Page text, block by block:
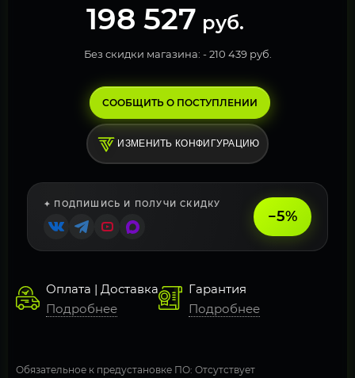
198 527 руб.
Без скидки магазина: -210 439 руб.
СООБЩИТЬ О ПОСТУПЛЕНИИ
ИЗМЕНИТЬ КОНФИГУРАЦИЮ
✦ ПОДПИШИСЬ И ПОЛУЧИ СКИДКУ
−5%
Оплата | Доставка
Подробнее
Гарантия
Подробнее
Обязательное к предустановке ПО: Отсутствует